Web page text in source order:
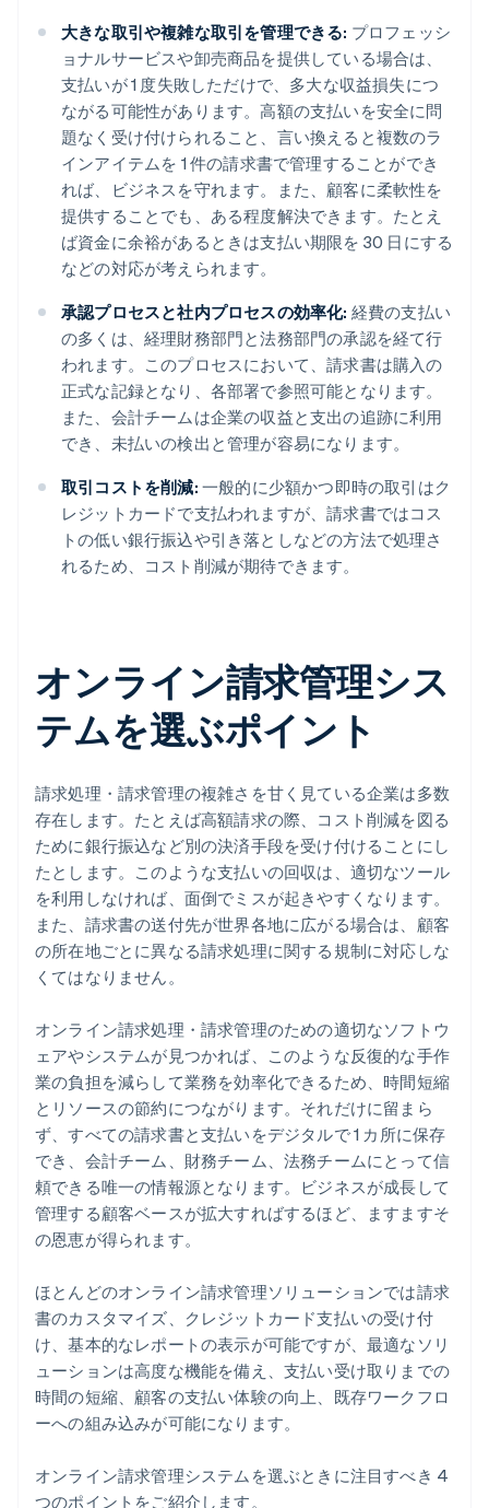
大きな取引や複雑な取引を管理できる: プロフェッシ
ョナルサービスや卸売商品を提供している場合は、
支払いが 1 度失敗しただけで、多大な収益損失につ
ながる可能性があります。高額の支払いを安全に問
題なく受け付けられること、言い換えると複数のラ
インアイテムを 1 件の請求書で管理することができ
れば、ビジネスを守れます。また、顧客に柔軟性を
提供することでも、ある程度解決できます。たとえ
ば資金に余裕があるときは支払い期限を 30 日にする
などの対応が考えられます。
承認プロセスと社内プロセスの効率化: 経費の支払い
の多くは、経理財務部門と法務部門の承認を経て行
われます。このプロセスにおいて、請求書は購入の
正式な記録となり、各部署で参照可能となります。
また、会計チームは企業の収益と支出の追跡に利用
でき、未払いの検出と管理が容易になります。
取引コストを削減: 一般的に少額かつ即時の取引はク
レジットカードで支払われますが、請求書ではコス
トの低い銀行振込や引き落としなどの方法で処理さ
れるため、コスト削減が期待できます。
オンライン請求管理シス
テムを選ぶポイント
請求処理・請求管理の複雑さを甘く見ている企業は多数
存在します。たとえば高額請求の際、コスト削減を図る
ために銀行振込など別の決済手段を受け付けることにし
たとします。このような支払いの回収は、適切なツール
を利用しなければ、面倒でミスが起きやすくなります。
また、請求書の送付先が世界各地に広がる場合は、顧客
の所在地ごとに異なる請求処理に関する規制に対応しな
くてはなりません。
オンライン請求処理・請求管理のための適切なソフトウ
ェアやシステムが見つかれば、このような反復的な手作
業の負担を減らして業務を効率化できるため、時間短縮
とリソースの節約につながります。それだけに留まら
ず、すべての請求書と支払いをデジタルで 1 カ所に保存
でき、会計チーム、財務チーム、法務チームにとって信
頼できる唯一の情報源となります。ビジネスが成長して
管理する顧客ベースが拡大すればするほど、ますますそ
の恩恵が得られます。
ほとんどのオンライン請求管理ソリューションでは請求
書のカスタマイズ、クレジットカード支払いの受け付
け、基本的なレポートの表示が可能ですが、最適なソリ
ューションは高度な機能を備え、支払い受け取りまでの
時間の短縮、顧客の支払い体験の向上、既存ワークフロ
ーへの組み込みが可能になります。
オンライン請求管理システムを選ぶときに注目すべき 4
つのポイントをご紹介します。